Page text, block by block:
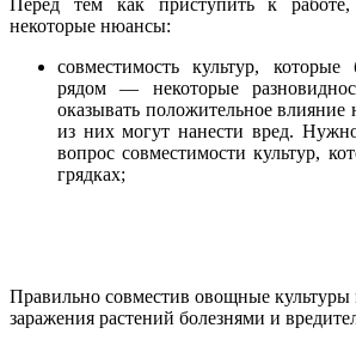
некоторые нюансы:
совместимость культур, которые
рядом — некоторые
оказывать положительное влияние
из них могут нанести вред.
вопрос совместимости культур,
грядках;
Правильно совместив овощные
заражения растений болезнями и